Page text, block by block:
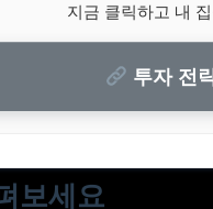
지금 클릭하고 내
투자 전
보세요